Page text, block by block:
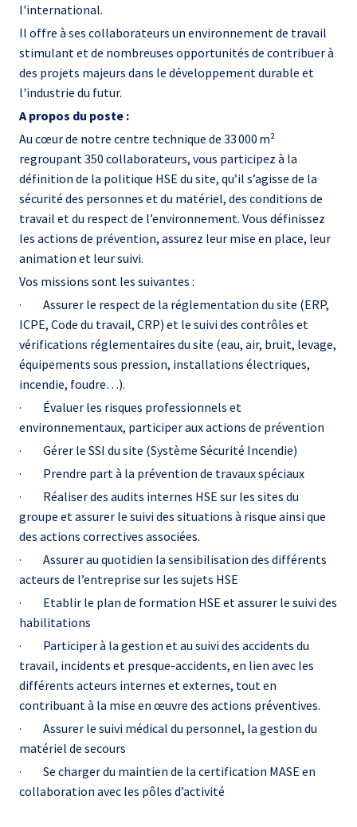
l'international.
Il offre à ses collaborateurs un environnement de travail
stimulant et de nombreuses opportunités de contribuer à
des projets majeurs dans le développement durable et
l'industrie du futur.
A propos du poste :
Au cœur de notre centre technique de 33 000 m²
regroupant 350 collaborateurs, vous participez à la
définition de la politique HSE du site, qu’il s’agisse de la
sécurité des personnes et du matériel, des conditions de
travail et du respect de l’environnement. Vous définissez
les actions de prévention, assurez leur mise en place, leur
animation et leur suivi.
Vos missions sont les suivantes :
· Assurer le respect de la réglementation du site (ERP,
ICPE, Code du travail, CRP) et le suivi des contrôles et
vérifications réglementaires du site (eau, air, bruit, levage,
équipements sous pression, installations électriques,
incendie, foudre…).
· Évaluer les risques professionnels et
environnementaux, participer aux actions de prévention
· Gérer le SSI du site (Système Sécurité Incendie)
· Prendre part à la prévention de travaux spéciaux
· Réaliser des audits internes HSE sur les sites du
groupe et assurer le suivi des situations à risque ainsi que
des actions correctives associées.
· Assurer au quotidien la sensibilisation des différents
acteurs de l’entreprise sur les sujets HSE
· Etablir le plan de formation HSE et assurer le suivi des
habilitations
· Participer à la gestion et au suivi des accidents du
travail, incidents et presque-accidents, en lien avec les
différents acteurs internes et externes, tout en
contribuant à la mise en œuvre des actions préventives.
· Assurer le suivi médical du personnel, la gestion du
matériel de secours
· Se charger du maintien de la certification MASE en
collaboration avec les pôles d’activité